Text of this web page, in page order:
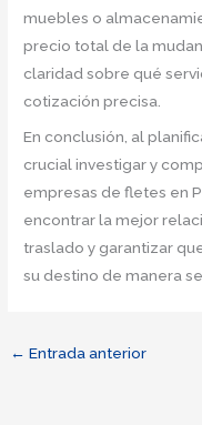
muebles o
precio total de la
claridad sobre qué
cotización precisa.
En conclusión, al
crucial investigar y
empresas de fletes en
encontrar la mejor
traslado y garantizar
su destino de manera
← Entrada anterior